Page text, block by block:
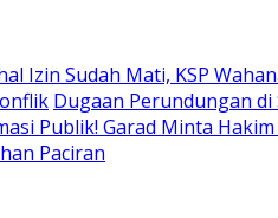
Izin Sudah Mati, KSP
Dugaan Perundungan
Publik! Garad Minta
Paciran